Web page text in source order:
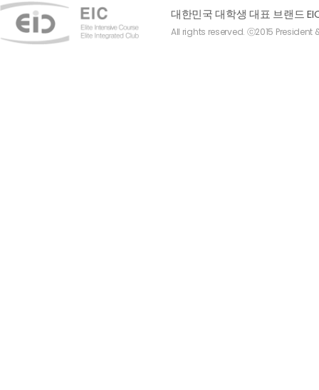
대한민국 대학생 대표 브랜드
All rights reserved. ⓒ2015